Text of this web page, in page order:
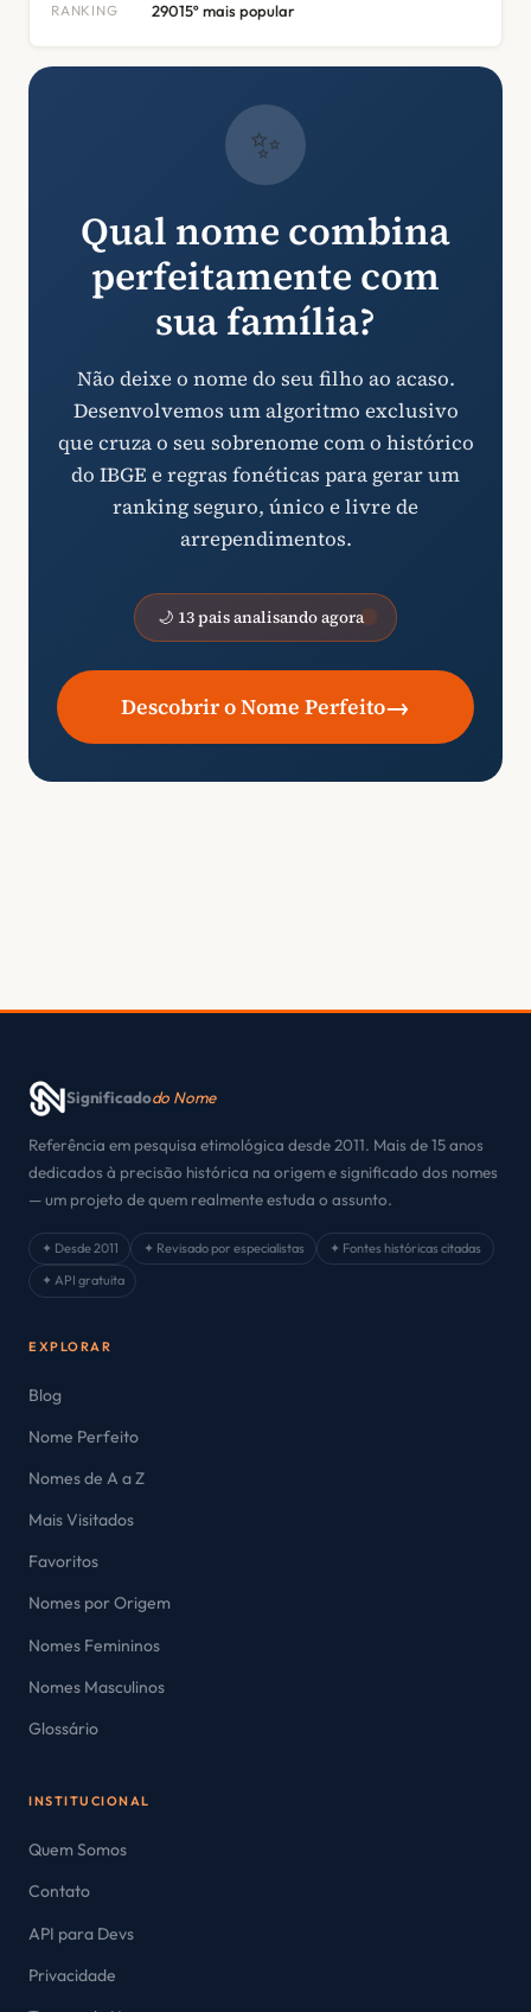
RANKING 29015º mais popular
✨
Qual nome combina
perfeitamente com
sua família?
Não deixe o nome do seu filho ao acaso.
Desenvolvemos um algoritmo exclusivo
que cruza o seu sobrenome com o histórico
do IBGE e regras fonéticas para gerar um
ranking seguro, único e livre de
arrependimentos.
🌙 13 pais analisando agora
Descobrir o Nome Perfeito→
Significadodo Nome
Referência em pesquisa etimológica desde 2011. Mais de 15 anos
dedicados à precisão histórica na origem e significado dos nomes
— um projeto de quem realmente estuda o assunto.
✦ Desde 2011 ✦ Revisado por especialistas
✦ Fontes históricas citadas
✦ API gratuita
EXPLORAR
Blog
Nome Perfeito
Nomes de A a Z
Mais Visitados
Favoritos
Nomes por Origem
Nomes Femininos
Nomes Masculinos
Glossário
INSTITUCIONAL
Quem Somos
Contato
API para Devs
Privacidade